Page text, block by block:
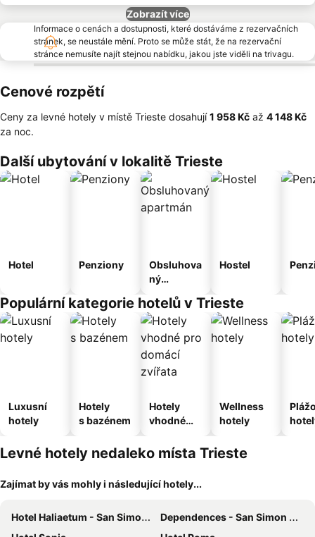
Zobrazít více
Informace o cenách a dostupnosti, které dostáváme z rezervačních
stránek, se neustále mění. Proto se může stát, že na rezervační
stránce nemusíte najít stejnou nabídku, jakou jste viděli na trivagu.
Cenové rozpětí
Ceny za levné hotely v místě Trieste dosahují‎1 958 Kč až ‎4 148 Kč
za noc.
Další ubytování v lokalitě Trieste
Hotel Penziony
Obsluhova
ný
Hostel
Populární kategorie hotelů v Trieste
Luxusní
hotely
Hotely
s bazénem
Hotely
vhodné
domácí
zvířata
Wellness
hotely
Levné hotely nedaleko místa Trieste
Zajímat by vás mohly i následující hotely...
Hotel Haliaetum - San Simon Resort
Dependences - San Simon Resort